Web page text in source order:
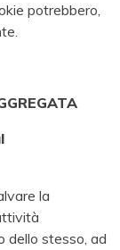
potrebbero,
la
dello stesso, ad